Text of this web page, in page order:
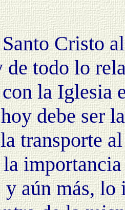
Cristo
de todo lo
la Iglesia
debe ser
transporte
aún más, lo